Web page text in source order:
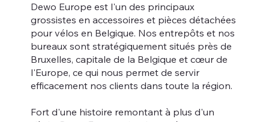
Dewo Europe est l'un des principaux
grossistes en accessoires et pièces détachées
pour vélos en Belgique. Nos entrepôts et nos
bureaux sont stratégiquement situés près de
Bruxelles, capitale de la Belgique et cœur de
l'Europe, ce qui nous permet de servir
efficacement nos clients dans toute la région.
Fort d'une histoire remontant à plus d'un